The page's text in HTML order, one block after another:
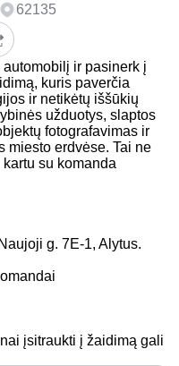
62135
ir pasinerk į
kuris paverčia
ir netikėtų iššūkių
užduotys, slaptos
fotografavimas ir
miesto erdvėse. Tai ne
su komanda
g. 7E-1, Alytus.
įsitraukti į žaidimą gali